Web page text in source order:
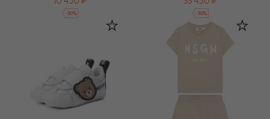
10 450 ₽
-30%
33 450 ₽
-30%